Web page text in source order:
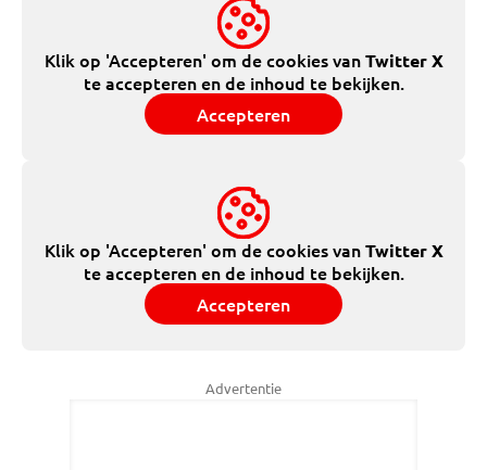
Klik op 'Accepteren' om de cookies vanTwitter X
te accepteren en de inhoud te bekijken.
Accepteren
Klik op 'Accepteren' om de cookies vanTwitter X
te accepteren en de inhoud te bekijken.
Accepteren
Advertentie